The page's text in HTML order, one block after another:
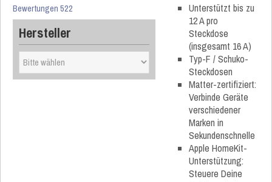
Bewertungen 522
Hersteller
Unterstützt bis zu
12 A pro
Steckdose
(insgesamt 16 A)
Typ-F / Schuko-
Steckdosen
Matter-zertifiziert:
Verbinde Geräte
verschiedener
Marken in
Sekundenschnelle
Apple HomeKit-
Unterstützung:
Steuere Deine